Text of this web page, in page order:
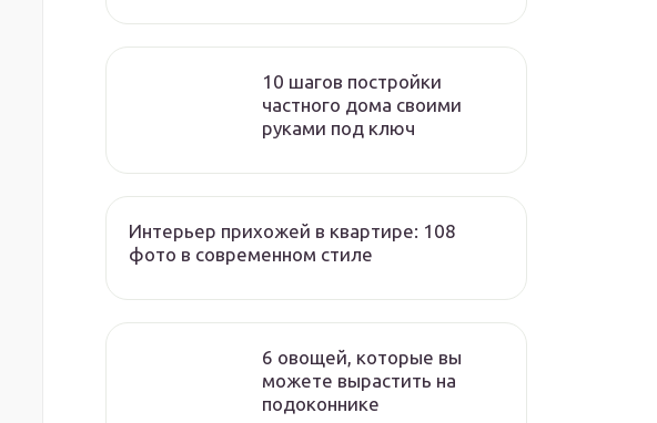
10 шагов постройки
частного дома своими
руками под ключ
Интерьер прихожей в квартире: 108
фото в современном стиле
6 овощей, которые вы
можете вырастить на
подоконнике